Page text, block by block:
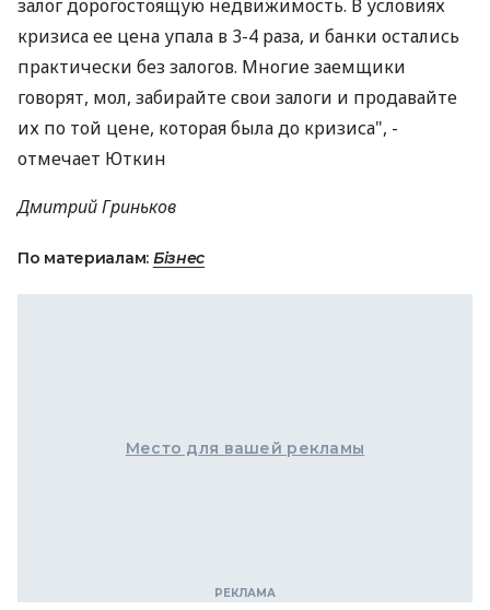
залог дорогостоящую недвижимость. В условиях
кризиса ее цена упала в 3-4 раза, и банки остались
практически без залогов. Многие заемщики
говорят, мол, забирайте свои залоги и продавайте
их по той цене, которая была до кризиса", -
отмечает Юткин
Дмитрий Гриньков
По материалам: Бізнес
Место для вашей рекламы